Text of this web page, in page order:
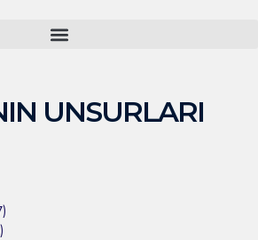
UNSURLARI